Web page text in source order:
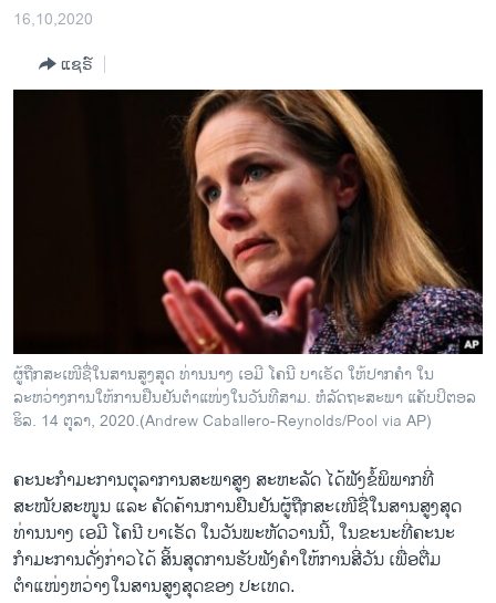
ຊອກ
ອິດສະຫຼະພາບດ້ານການຂ່າວ
ວີດີໂອ
ສຽງ
ລາຍງານ
ພາສາຕ່າງໆ
16,10,2020
ແຊຣ໌
ຜູ້ຖືກສະເໜີຊື່ໃນສານສູງສຸດ ທ່ານນາງ ເອມີ ໂຄນີ ບາເຣັດ ໃຫ້ປາກຄຳ ໃນ
ລະຫວ່າງການໃຫ້ການຢືນຢັນຕຳແໜ່ງໃນວັນທີສາມ. ຫໍລັດຖະສະພາ ແຄັບປິຕອລ
ຮິລ. 14 ຕຸລາ, 2020.(Andrew Caballero-Reynolds/Pool via AP)
ຄະນະກຳມະການຕຸລາການສະພາສູງ ສະຫະລັດ ໄດ້ຟັງຂໍ້ພິພາກທີ່
ສະໜັບສະໜູນ ແລະ ຄັດຄ້ານການຢືນຢັນຜູ້ຖືກສະເໜີຊື່ໃນສານສູງສຸດ
ທ່ານນາງ ເອມີ ໂຄນີ ບາເຣັດ ໃນວັນພະຫັດວານນີ້, ໃນຂະນະທີ່ຄະນະ
ກຳມະການດັ່ງກ່າວໄດ້ ສິ້ນສຸດການຮັບຟັງຄຳໃຫ້ການສີ່ວັນ ເພື່ອຕື່ມ
ຕຳແໜ່ງຫວ່າງໃນສານສູງສຸດຂອງ ປະເທດ.